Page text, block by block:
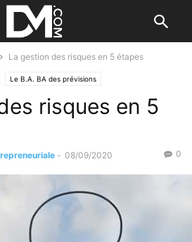
La gestion des risques en 5 étapes
Le B.A. BA des prévisions
risques en 5
- 08/09/2020 0